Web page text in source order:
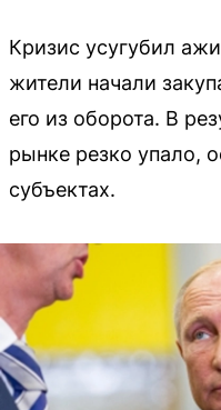
Кризис усугубил
жители начали
его из оборота. В
рынке резко упало,
субъектах.